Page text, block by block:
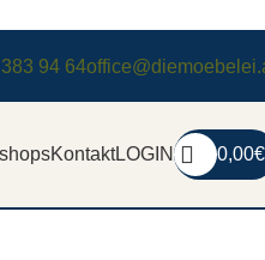
94 64
KontaktLOGIN 0,00€